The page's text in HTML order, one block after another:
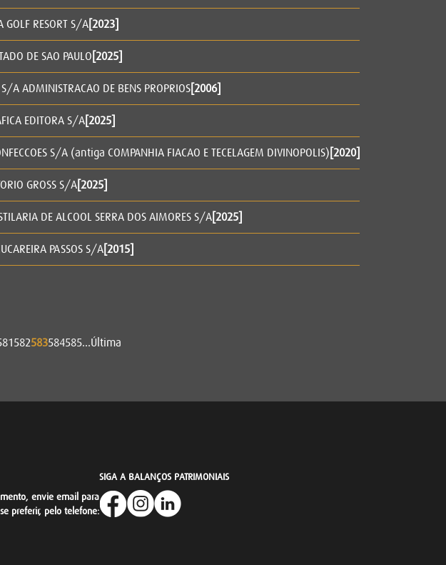
GOLF RESORT S/A[2023]
DE SAO PAULO [2025]
A ADMINISTRACAO DE BENS PROPRIOS[2006]
EDITORA S/A[2025]
S/A (antiga COMPANHIA FIACAO E TECELAGEM DIVINOPOLIS) [2020]
GROSS S/A[2025]
DE ALCOOL SERRA DOS AIMORES S/A[2025]
PASSOS S/A[2015]
582583584585...Última
envie email para
preferir, pelo telefone:
SIGA A BALANÇOS PATRIMONIAIS